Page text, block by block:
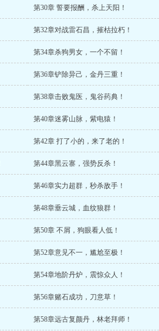
第30章 誓要报酬，杀上天阳！
第32章对战雷石昌，摧枯拉朽！
第34章杀狗男女，一个不留！
第36章铲除异己，金丹三重！
第38章击败鬼医，鬼谷药典！
第40章迷雾山脉，紫电猿！
第42章 打了小的，来了老的！
第44章黑云寨，强势反杀！
第46章实力超群，秒杀敌手！
第48章垂云城，血纹狼群！
第50章 不屑，狗眼看人低！
第52章意见不一，尴尬至极！
第54章地阶丹炉，震惊众人！
第56章赌石成功，刀意草！
第58章远古复颜丹，林老拜师！